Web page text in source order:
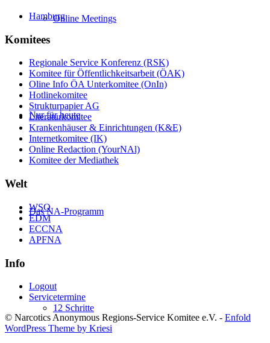
Online Meetings
Nur für heute
Das NA-Programm
12 Schritte
Hamburg
Komitees
Regionale Service Konferenz (RSK)
Komitee für Öffentlichkeitsarbeit (ÖAK)
Oline Info ÖA Unterkomitee (OnIn)
Hotlinekomitee
Strukturpapier AG
Literaturkomitee
Krankenhäuser & Einrichtungen (K&E)
Internetkomitee (IK)
Online Redaction (YourNAl)
Komitee der Mediathek
Welt
WSO
EDM
ECCNA
APFNA
Info
Logout
Servicetermine
© Narcotics Anonymous Regions-Service Komitee e.V. - Enfold
WordPress Theme by Kriesi